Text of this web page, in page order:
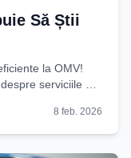
Să Știi
la OMV!
serviciile de
8 feb. 2026